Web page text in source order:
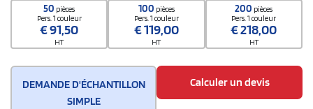
50 pièces
Pers. 1 couleur
€91,50
HT
100 pièces
Pers. 1 couleur
€119,00
HT
200 pièces
Pers. 1 couleur
€218,00
HT
DEMANDE D'ÉCHANTILLON
SIMPLE
Calculer un devis